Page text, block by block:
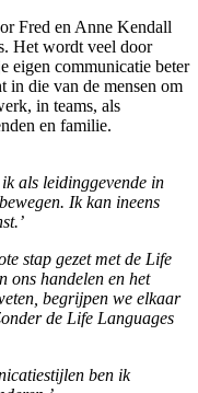
Fred en Anne Kendall
Het wordt veel door
eigen communicatie beter
in die van de mensen om
in teams, als
en familie.
als leidinggevende in
Ik kan ineens
stap gezet met de Life
ons handelen en het
begrijpen we elkaar
de Life Languages
ben ik